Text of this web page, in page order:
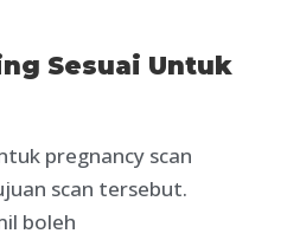
Sesuai Untuk
pregnancy scan
scan tersebut.
boleh